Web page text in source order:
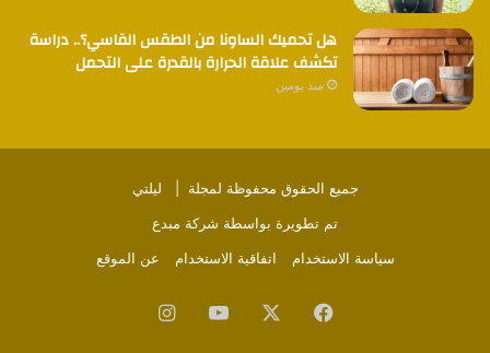
هل تحميك الساونا من الطقس القاسي؟.. دراسة
تكشف علاقة الحرارة بالقدرة على التحمل
منذ يومين
جميع الحقوق محفوظة لمجلة | ليلتي
تم تطويرة بواسطة شركة مبدع
سياسة الاستخدام
اتفاقية الاستخدام عن الموقع
فيسبوك ‫YouTubeانستقرام